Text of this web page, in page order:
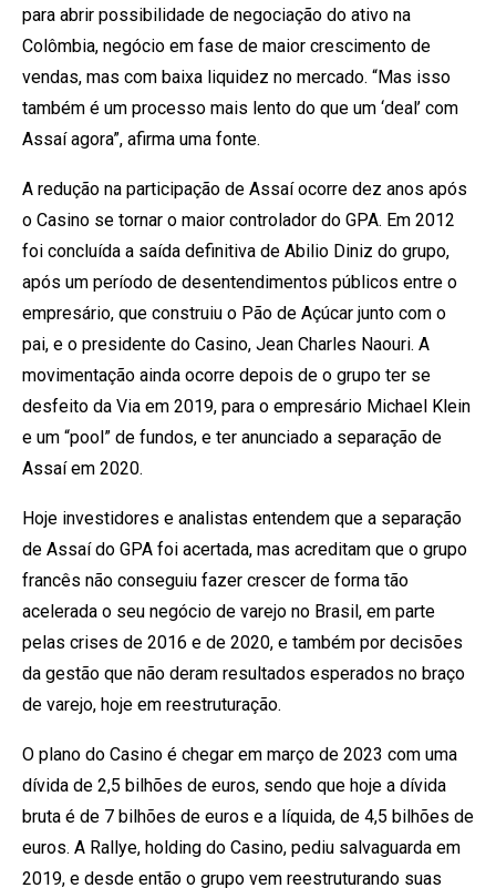
para abrir possibilidade de negociação do ativo na
Colômbia, negócio em fase de maior crescimento de
vendas, mas com baixa liquidez no mercado. “Mas isso
também é um processo mais lento do que um ‘deal’ com
Assaí agora”, afirma uma fonte.
A redução na participação de Assaí ocorre dez anos após
o Casino se tornar o maior controlador do GPA. Em 2012
foi concluída a saída definitiva de Abilio Diniz do grupo,
após um período de desentendimentos públicos entre o
empresário, que construiu o Pão de Açúcar junto com o
pai, e o presidente do Casino, Jean Charles Naouri. A
movimentação ainda ocorre depois de o grupo ter se
desfeito da Via em 2019, para o empresário Michael Klein
e um “pool” de fundos, e ter anunciado a separação de
Assaí em 2020.
Hoje investidores e analistas entendem que a separação
de Assaí do GPA foi acertada, mas acreditam que o grupo
francês não conseguiu fazer crescer de forma tão
acelerada o seu negócio de varejo no Brasil, em parte
pelas crises de 2016 e de 2020, e também por decisões
da gestão que não deram resultados esperados no braço
de varejo, hoje em reestruturação.
O plano do Casino é chegar em março de 2023 com uma
dívida de 2,5 bilhões de euros, sendo que hoje a dívida
bruta é de 7 bilhões de euros e a líquida, de 4,5 bilhões de
euros. A Rallye, holding do Casino, pediu salvaguarda em
2019, e desde então o grupo vem reestruturando suas